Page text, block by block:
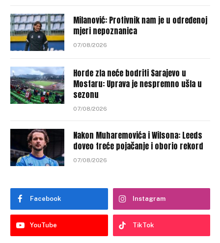
Milanović: Protivnik nam je u određenoj
mjeri nepoznanica
07/08/2026
Horde zla neće bodriti Sarajevo u
Mostaru: Uprava je nespremno ušla u
sezonu
07/08/2026
Nakon Muharemovića i Wilsona: Leeds
doveo treće pojačanje i oborio rekord
07/08/2026
Facebook Instagram
YouTube TikTok